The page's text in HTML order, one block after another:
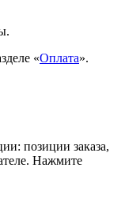
«Оплата».
позиции заказа,
Нажмите